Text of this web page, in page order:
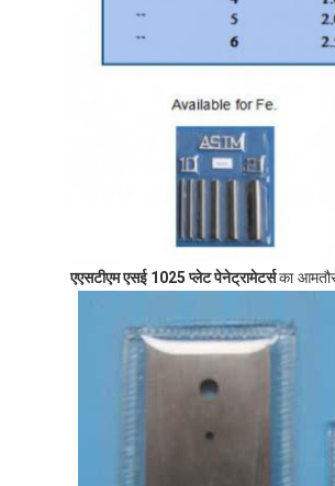
एएसटीएम एसई 1025 प्लेट पेनेट्रामेटर्सका